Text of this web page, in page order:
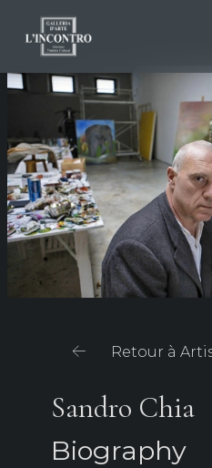
QUI SOMMES-NOU
NEWS ED EVENTS
ARTISTES ET ŒUVRES
EXPOSITIONS
CONTACTS
Retour à
Sandro Chia
Biography